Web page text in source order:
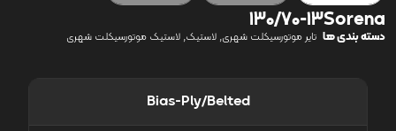
130/70-13Sorena
دسته بندی ها تایر موتورسیکلت شهری, لاستیک, لاستیک موتورسیکلت شهری
Bias-Ply/Belted